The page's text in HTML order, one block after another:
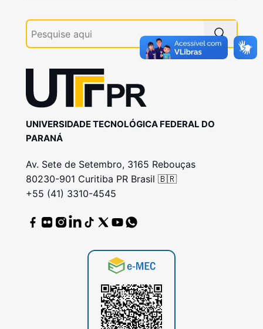
UNIVERSIDADE TECNOLÓGICA FEDERAL DO
PARANÁ
Av. Sete de Setembro, 3165 Rebouças
80230-901 Curitiba PR Brasil 🇧🇷
+55 (41) 3310-4545